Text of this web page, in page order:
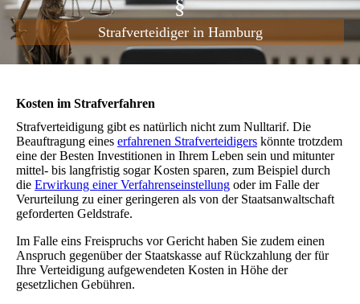
§
Strafverteidiger in Hamburg
Kosten im Strafverfahren
Strafverteidigung gibt es natürlich nicht zum Nulltarif. Die
Beauftragung eines erfahrenen Strafverteidigers könnte trotzdem
eine der Besten Investitionen in Ihrem Leben sein und mitunter
mittel- bis langfristig sogar Kosten sparen, zum Beispiel durch
die Erwirkung einer Verfahrenseinstellung oder im Falle der
Verurteilung zu einer geringeren als von der Staatsanwaltschaft
geforderten Geldstrafe.
Im Falle eins Freispruchs vor Gericht haben Sie zudem einen
Anspruch gegenüber der Staatskasse auf Rückzahlung der für
Ihre Verteidigung aufgewendeten Kosten in Höhe der
gesetzlichen Gebühren.